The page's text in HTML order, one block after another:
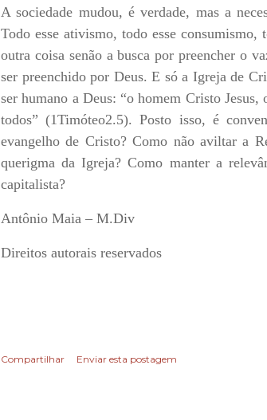
A sociedade mudou, é verdade, mas a
Todo esse ativismo, todo esse consumismo,
outra coisa senão a busca por preencher o
ser preenchido por Deus. E só a Igreja de
ser humano a Deus: “o homem Cristo
todos” (1Timóteo2.5). Posto isso, é
evangelho de Cristo? Como não aviltar a
querigma da Igreja? Como manter a
capitalista?
Antônio Maia – M.Div
Direitos autorais reservados
Compartilhar Enviar esta postagem